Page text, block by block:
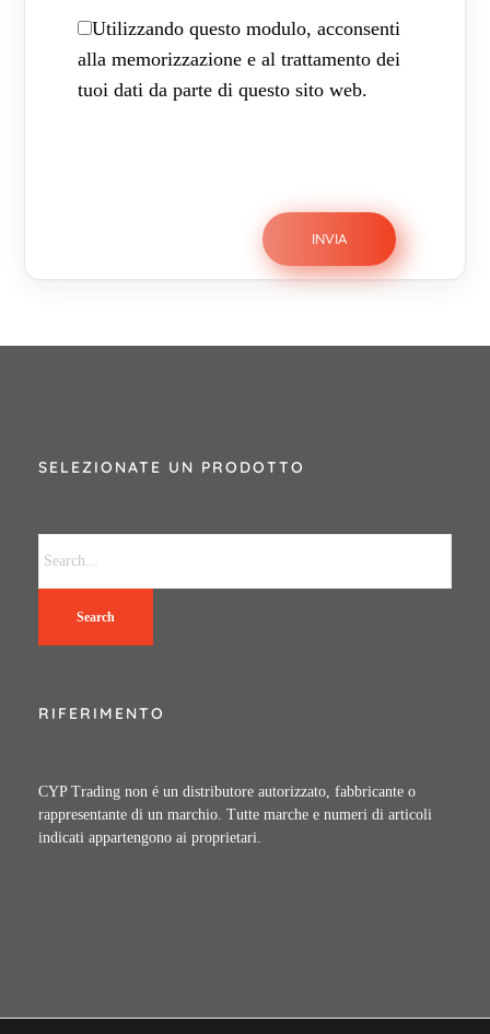
Utilizzando questo modulo, acconsenti
alla memorizzazione e al trattamento dei
tuoi dati da parte di questo sito web.
SELEZIONATE UN PRODOTTO
Search
RIFERIMENTO
CYP Trading non é un distributore autorizzato, fabbricante o
rappresentante di un marchio. Tutte marche e numeri di articoli
indicati appartengono ai proprietari.